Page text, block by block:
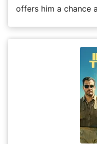
offers him a chance